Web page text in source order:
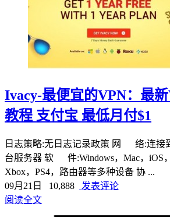
Ivacy-最便宜的VPN：最
教程 支付宝 最低月付$1
日志策略:无日志记录政策 网 络:连接
台服务器 软 件:Windows，Mac，iOS
Xbox，PS4，路由器等多种设备 协 ...
09月21日
10,888
发表评论
阅读全文